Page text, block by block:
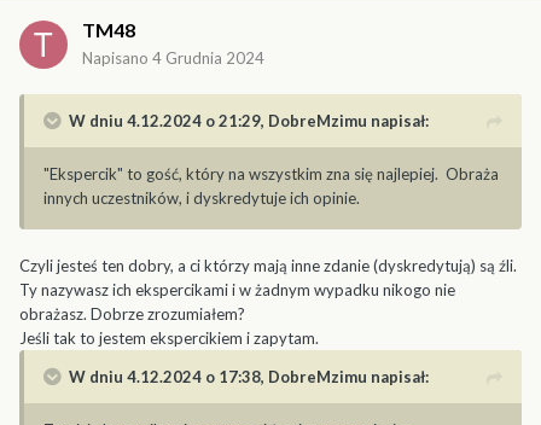
TM48
Napisano 4 Grudnia 2024
W dniu 4.12.2024 o 21:29, DobreMzimu napisał:
"Ekspercik" to gość, który na wszystkim zna się najlepiej. Obraża
innych uczestników, i dyskredytuje ich opinie.
Czyli jesteś ten dobry, a ci którzy mają inne zdanie (dyskredytują) są źli.
Ty nazywasz ich ekspercikami i w żadnym wypadku nikogo nie
obrażasz. Dobrze zrozumiałem?
Jeśli tak to jestem ekspercikiem i zapytam.
W dniu 4.12.2024 o 17:38, DobreMzimu napisał: